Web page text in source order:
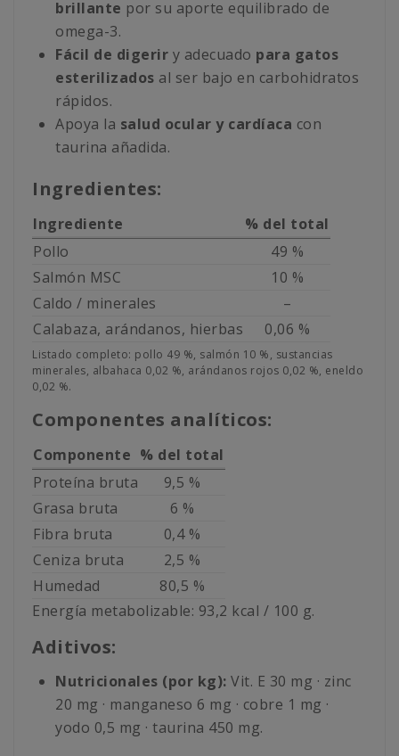
brillante por su aporte equilibrado de
omega-3.
Fácil de digerir y adecuado para gatos
esterilizados al ser bajo en carbohidratos
rápidos.
Apoya la salud ocular y cardíaca con
taurina añadida.
Ingredientes:
Ingrediente
% del total
Pollo
49 %
Salmón MSC
10 %
Caldo / minerales
–
Calabaza, arándanos, hierbas
0,06 %
Listado completo: pollo 49 %, salmón 10 %, sustancias
minerales, albahaca 0,02 %, arándanos rojos 0,02 %, eneldo
0,02 %.
Componentes analíticos:
Componente % del total
Proteína bruta
9,5 %
Grasa bruta
6 %
Fibra bruta
0,4 %
Ceniza bruta
2,5 %
Humedad
80,5 %
Energía metabolizable: 93,2 kcal / 100 g.
Aditivos:
Nutricionales (por kg): Vit. E 30 mg · zinc
20 mg · manganeso 6 mg · cobre 1 mg ·
yodo 0,5 mg · taurina 450 mg.